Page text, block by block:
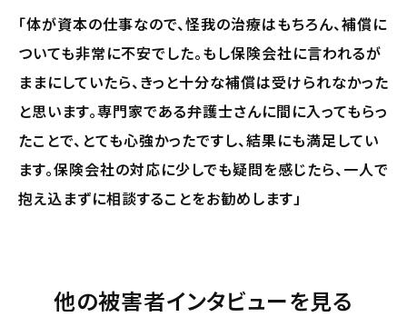
「体が資本の仕事なので、怪我の治療はもちろん、補償に
ついても非常に不安でした。もし保険会社に言われるが
ままにしていたら、きっと十分な補償は受けられなかった
と思います。専門家である弁護士さんに間に入ってもらっ
たことで、とても心強かったですし、結果にも満足してい
ます。保険会社の対応に少しでも疑問を感じたら、一人で
抱え込まずに相談することをお勧めします」
他の被害者インタビューを見る